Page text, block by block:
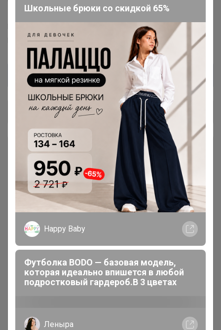
Общий каталог
Удобрения, подкормки,
Стимуляторы и регуляторы
роста
Грунты
Рассадные, универсальные и цветочные
грунты, Гидрогели, Дренаж, Лузга,
Мульча,Субстрат, Торфы, Грунты для орхидей
349
Обустройство сада
Дачный туалет, Душ, Умывальники,
Компостеры, Искусственное озеленение,
ZAIN™
PUMA™ Adidas™ Centrum™ L-CRAFT™
Puzzle™
Puzzle Time™
Collorista™
Школьные брюки со скидкой 65%
Happy Baby
Футболка BODO — базовая модель,
которая идеально впишется в любой
подростковый гардероб.В 3 цветах
Леныра